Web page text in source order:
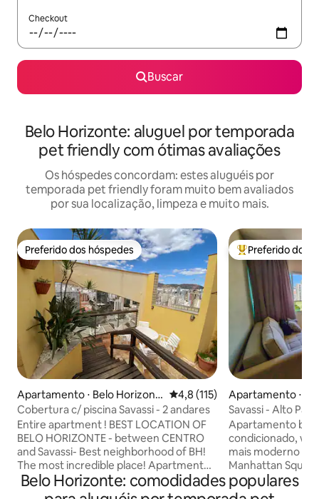
Checkout
Buscar
Belo Horizonte: aluguel por temporada
pet friendly com ótimas avaliações
Os hóspedes concordam: estes aluguéis por
temporada pet friendly foram muito bem avaliados
por sua localização, limpeza e muito mais.
Preferido dos hóspedes
Preferido dos hóspedes
Apartamento ⋅ Belo Horizont
e
4,8 de uma avaliação média de
4,8 (115)
Cobertura c/ piscina Savassi - 2 andares
Entire apartment ! BEST LOCATION OF
BELO HORIZONTE - between CENTRO
and Savassi- Best neighborhood of BH!
The most incredible place! Apartment
on 25th floor, with POOL, PANORAMIC
VIEW OF BH, near the main bars,
Entre os
Preferido dos
Apartamento ⋅
Savassi - Alto
Vaga 04
Apartamento
condicionado, wi-
mais moderno
Manhattan Square. Na:
de Albuquerque 894 Perto de
mais alguma
Belo Horizonte: comodidades populares